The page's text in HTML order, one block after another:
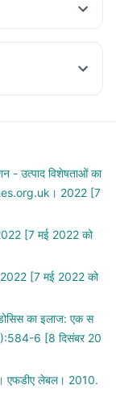
- उत्पाद विशेषताओं का
2022 [7
[7 मई 2022 को
[7 मई 2022 को
का इलाज: एक स
6 [8 दिसंबर 20
एफडीए लेबल। 2010.